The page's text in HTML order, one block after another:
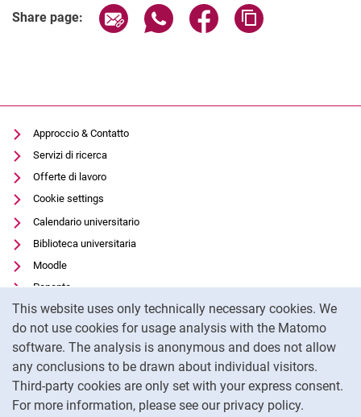
This website uses only technically necessary cookies. We
do not use cookies for usage analysis with the Matomo
software. The analysis is anonymous and does not allow
any conclusions to be drawn about individual visitors.
Third-party cookies are only set with your express consent.
For more information, please see our privacy policy.
Share page: Share page via email
Share page via WhatsApp
Share page via
Approccio & Contatto
Servizi di ricerca
Offerte di lavoro
Cookie settings
Calendario universitario
Biblioteca universitaria
Moodle
Panopto
Protezione dei dati
Accessibilità
Utilizzo trasparente dell'intelligenza artificiale